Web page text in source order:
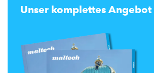
Unser komplettes Angebot